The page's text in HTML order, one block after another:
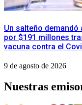
​Un salteño demandó
por $191 millones
vacuna contra el
9 de agosto de 2026
Nuestras